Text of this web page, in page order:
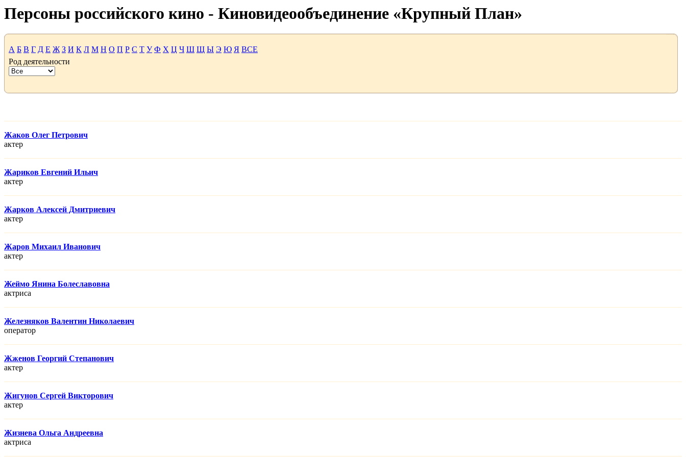
Персоны российского кино - Киновидеообъединение «Крупный План»
А Б В Г Д Е Ж З И К Л М Н О П Р С Т У Ф Х Ц Ч Ш Щ Ы Э Ю Я ВСЕ
Род деятельности
Жаков Олег Петрович
актер
Жариков Евгений Ильич
актер
Жарков Алексей Дмитриевич
актер
Жаров Михаил Иванович
актер
Жеймо Янина Болеславовна
актриса
Железняков Валентин Николаевич
оператор
Жженов Георгий Степанович
актер
Жигунов Сергей Викторович
актер
Жизнева Ольга Андреевна
актриса